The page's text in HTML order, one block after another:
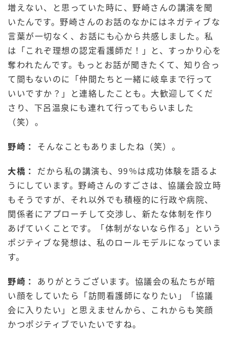
増えない、と思っていた時に、野崎さんの講演を聞
いたんです。野崎さんのお話のなかにはネガティブな
言葉が一切なく、お話にも心から共感しました。私
は「これぞ理想の認定看護師だ！」と、すっかり心を
奪われたんです。もっとお話が聞きたくて、知り合っ
て間もないのに「仲間たちと一緒に岐阜まで行って
いいですか？」と連絡したことも。大歓迎してくだ
さり、下呂温泉にも連れて行ってもらいました
（笑）。
野崎： そんなこともありましたね（笑）。
大橋： だから私の講演も、99％は成功体験を語るよ
うにしています。野崎さんのすごさは、協議会設立時
もそうですが、それ以外でも積極的に行政や病院、
関係者にアプローチして交渉し、新たな体制を作り
あげていくことです。「体制がないなら作る」という
ポジティブな発想は、私のロールモデルになっていま
す。
野崎： ありがとうございます。協議会の私たちが暗
い顔をしていたら「訪問看護師になりたい」「協議
会に入りたい」と思えませんから、これからも笑顔
かつポジティブでいたいですね。